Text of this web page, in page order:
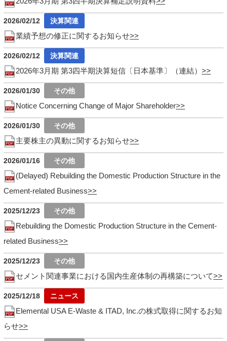
2026/02/12
業績予想の修正に関するお知らせ
2026/02/12
2026年3月期 第3四半期決算短信〔日本基準〕（連結）
2026/01/30
Notice Concerning Change of Major Shareholder
2026/01/30
主要株主の異動に関するお知らせ
2026/01/16
(Delayed) Rebuilding the Domestic Production Structure in the
Cement-related Business
2025/12/23
Rebuilding the Domestic Production Structure in the Cement-
related Business
2025/12/23
セメント関連事業における国内生産体制の再構築について
2025/12/18
Elemental USA E-Waste & ITAD, Inc.の株式取得に関するお知
らせ